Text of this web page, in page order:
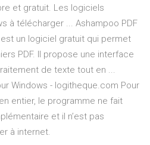
et gratuit. Les logiciels
à télécharger ... Ashampoo PDF
un logiciel gratuit qui permet
PDF. Il propose une interface
de texte tout en ...
Windows - logitheque.com Pour
entier, le programme ne fait
et il n’est pas
à internet.